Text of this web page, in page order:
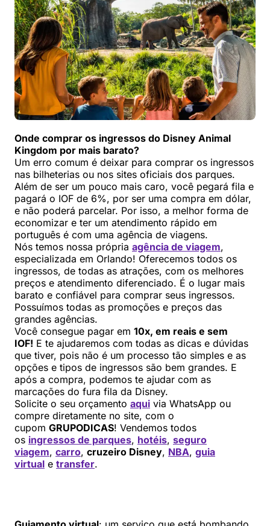
Onde comprar os ingressos do Disney Animal
Kingdom por mais barato?
Um erro comum é deixar para comprar os ingressos
nas bilheterias ou nos sites oficiais dos parques.
Além de ser um pouco mais caro, você pegará fila e
pagará o IOF de 6%, por ser uma compra em dólar,
e não poderá parcelar. Por isso, a melhor forma de
economizar e ter um atendimento rápido em
português é com uma agência de viagens.
Nós temos nossa própria agência de viagem,
especializada em Orlando! Oferecemos todos os
ingressos, de todas as atrações, com os melhores
preços e atendimento diferenciado. É o lugar mais
barato e confiável para comprar seus ingressos.
Possuímos todas as promoções e preços das
grandes agências.
Você consegue pagar em 10x, em reais e sem
IOF! E te ajudaremos com todas as dicas e dúvidas
que tiver, pois não é um processo tão simples e as
opções e tipos de ingressos são bem grandes. E
após a compra, podemos te ajudar com as
marcações do fura fila da Disney.
Solicite o seu orçamento aqui via WhatsApp ou
compre diretamente no site, com o
cupom GRUPODICAS! Vendemos todos
os ingressos de parques, hotéis, seguro
viagem, carro, cruzeiro Disney, NBA, guia
virtual e transfer.